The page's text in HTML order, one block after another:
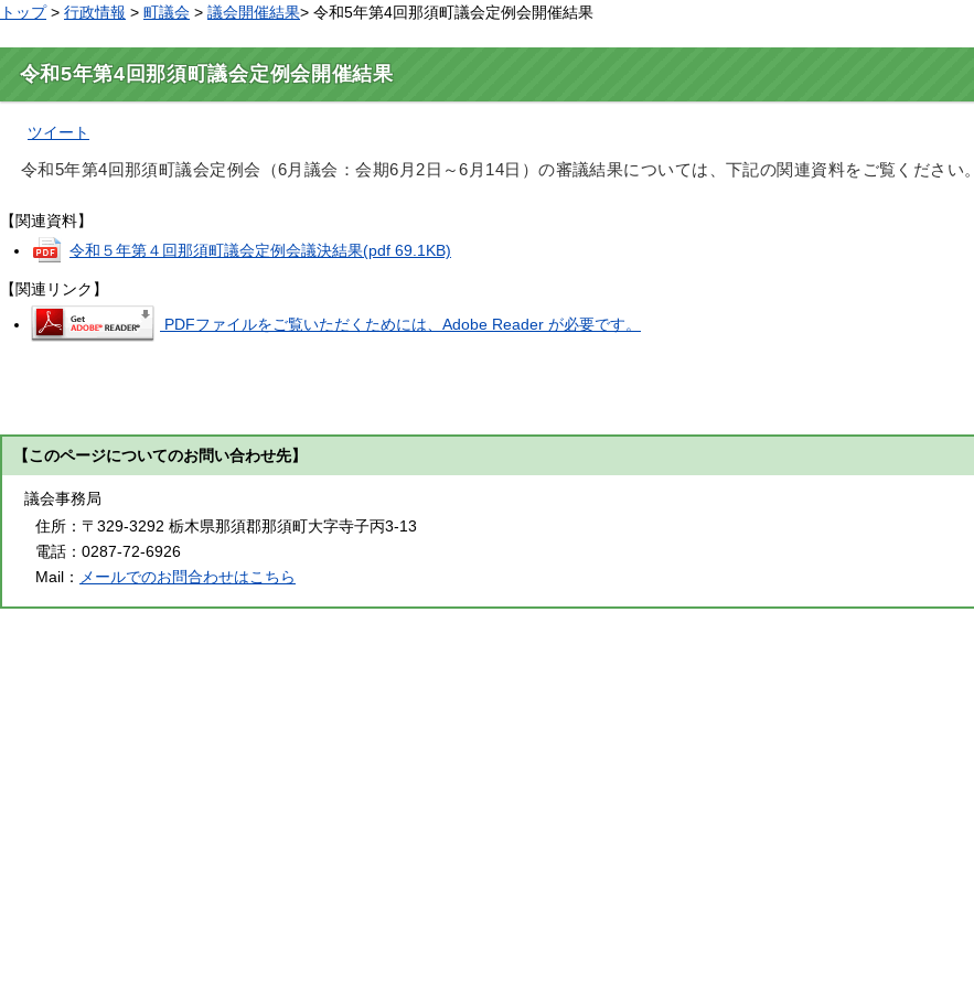
トップ> 行政情報 > 町議会 > 議会開催結果> 令和5年第4回那須町議会定例会開催結果
令和5年第4回那須町議会定例会開催結果
ツイート
令和5年第4回那須町議会定例会（6月議会：会期6月2日～6月14日）の審議結果については、下記の関連資料をご覧ください。
【関連資料】
令和５年第４回那須町議会定例会議決結果(pdf 69.1KB)
【関連リンク】
PDFファイルをご覧いただくためには、Adobe Reader が必要です。
【このページについてのお問い合わせ先】
議会事務局
住所： 〒329-3292 栃木県那須郡那須町大字寺子丙3-13
電話： 0287-72-6926
Mail：
メールでのお問合わせはこちら